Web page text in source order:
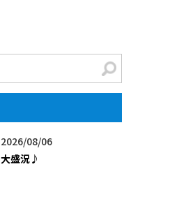
2026/08/06
大盛況♪